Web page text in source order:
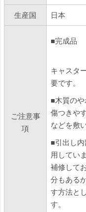
生産国 日本
ご注意事
項
■完成品
キャスタ
要です。
■木質のや
傷つきや
などを敷
■引出し
用してい
補修して
分もある
す方法と
す。